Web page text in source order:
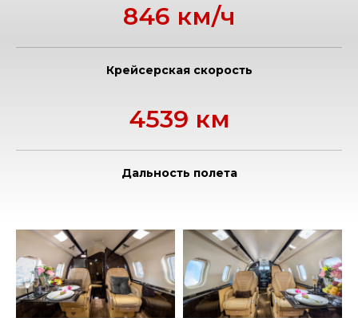
846 км/ч
Крейсерская скорость
4539 км
Дальность полета